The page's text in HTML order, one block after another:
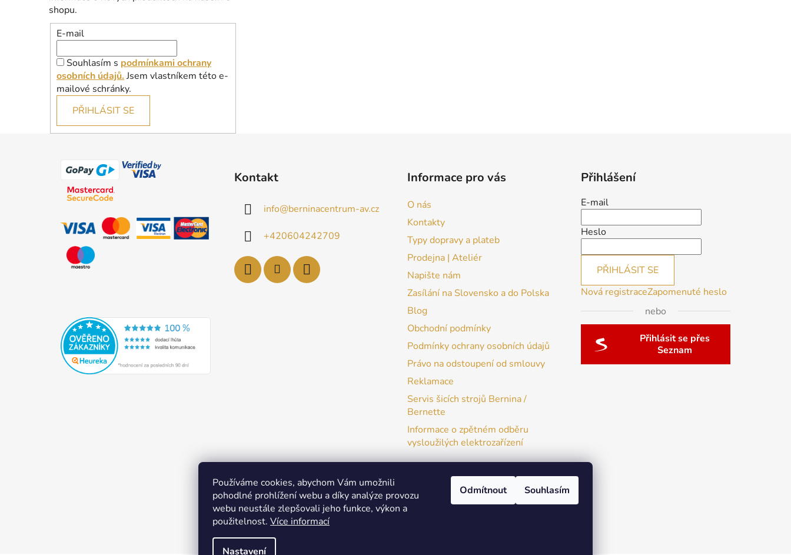
Používáme cookies, abychom Vám umožnili
pohodlné prohlížení webu a díky analýze provozu
webu neustále zlepšovali jeho funkce, výkon a
použitelnost. Více informací
Nastavení
Odmítnout Souhlasím
shopu.
E-mail
Souhlasím s podmínkami ochrany
osobních údajů. Jsem vlastníkem této e-
mailové schránky.
PŘIHLÁSIT SE
Kontakt
info@berninacentrum-av.cz
+420604242709
Informace pro vás
O nás
Kontakty
Typy dopravy a plateb
Prodejna | Ateliér
Napište nám
Zasílání na Slovensko a do Polska
Blog
Obchodní podmínky
Podmínky ochrany osobních údajů
Právo na odstoupení od smlouvy
Reklamace
Servis šicích strojů Bernina /
Bernette
Informace o zpětném odběru
vysloužilých elektrozařízení
Přihlášení
E-mail
Heslo
PŘIHLÁSIT SE
Nová registraceZapomenuté heslo
nebo
Přihlásit se přes
Seznam
patchwork-aja.cz